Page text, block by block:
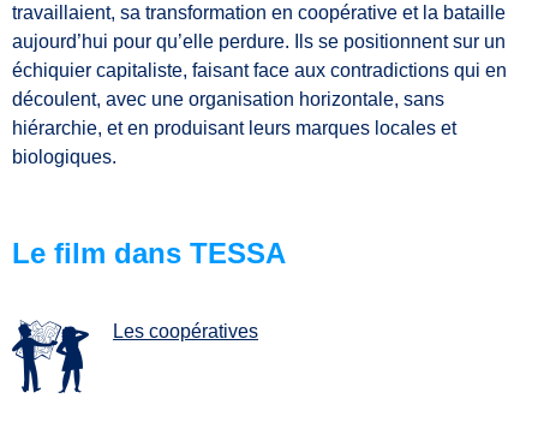
travaillaient, sa transformation en coopérative et la bataille
aujourd’hui pour qu’elle perdure. Ils se positionnent sur un
échiquier capitaliste, faisant face aux contradictions qui en
découlent, avec une organisation horizontale, sans
hiérarchie, et en produisant leurs marques locales et
biologiques.
Le film dans TESSA
Les coopératives